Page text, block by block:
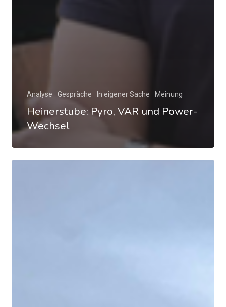
Analyse Gespräche In eigener Sache Meinung
Heinerstube: Pyro, VAR und Power-
Wechsel